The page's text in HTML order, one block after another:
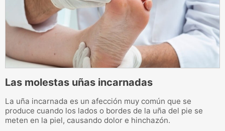
Las molestas uñas incarnadas
La uña incarnada es un afección muy común que se
produce cuando los lados o bordes de la uña del pie se
meten en la piel, causando dolor e hinchazón.